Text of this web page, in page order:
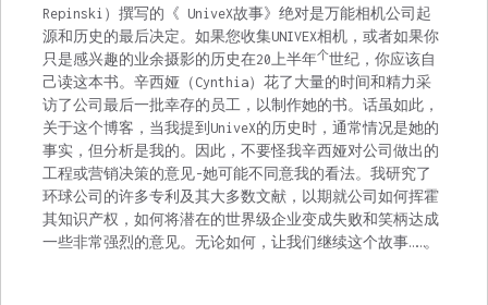
Repinski）撰写的 《 UniveX故事》绝对是万能相机公司起
源和历史的最后决定。如果您收集UNIVEX相机，或者如果你
只是感兴趣的业余摄影的历史在20上半年个世纪，你应该自
己读这本书。辛西娅（Cynthia）花了大量的时间和精力采
访了公司最后一批幸存的员工，以制作她的书。话虽如此，
关于这个博客，当我提到UniveX的历史时，通常情况是她的
事实，但分析是我的。因此，不要怪我辛西娅对公司做出的
工程或营销决策的意见-她可能不同意我的看法。我研究了
环球公司的许多专利及其大多数文献，以期就公司如何挥霍
其知识产权，如何将潜在的世界级企业变成失败和笑柄达成
一些非常强烈的意见。无论如何，让我们继续这个故事……。